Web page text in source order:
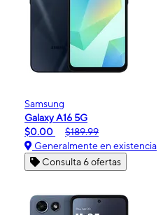
Samsung
Galaxy A16 5G
$0.00
$189.99
Generalmente en existencia
Consulta 6 ofertas